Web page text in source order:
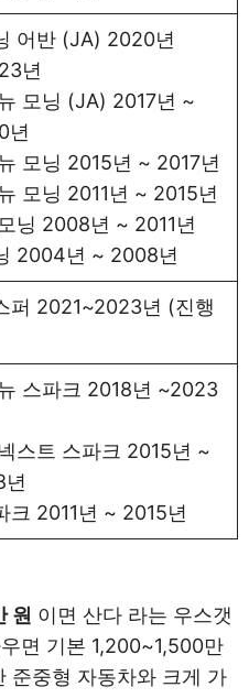
어반 (JA) 2020년
년
모닝 (JA) 2017년 ~
년
모닝 2015년 ~ 2017년
모닝 2011년 ~ 2015년
닝 2008년 ~ 2011년
2004년 ~ 2008년
퍼 2021~2023년 (진행
스파크 2018년 ~2023
스트 스파크 2015년 ~
년
크 2011년 ~ 2015년
원 이면 산다 라는 우스갯
면 기본 1,200~1,500만
준중형 자동차와 크게 가